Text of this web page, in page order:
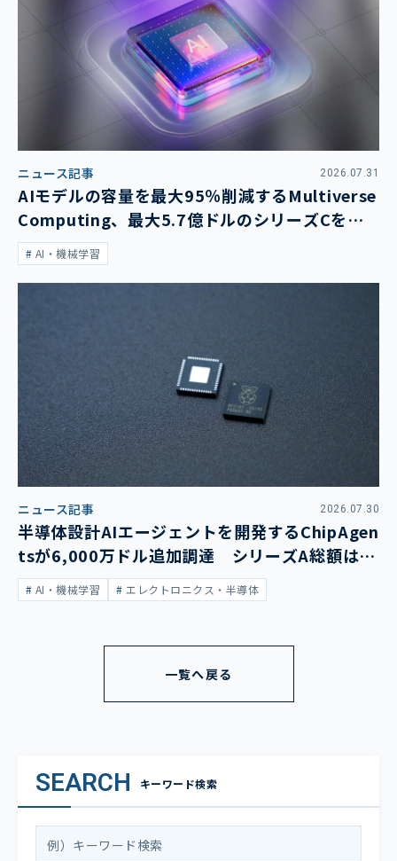
ニュース記事 2026.07.31
AIモデルの容量を最大95％削減するMultiverse
Computing、最大5.7億ドルのシリーズCを発
表AI・機械学習
ニュース記事 2026.07.30
半導体設計AIエージェントを開発するChipAgen
tsが6,000万ドル追加調達 シリーズA総額は1
億3,400万ドルに
AI・機械学習 エレクトロニクス・半導体
一覧へ戻る
SEARCH キーワード検索